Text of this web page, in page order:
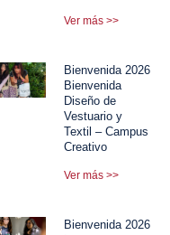
Ver más >>
Bienvenida 2026
Bienvenida
Diseño de
Vestuario y
Textil – Campus
Creativo
Ver más >>
Bienvenida 2026